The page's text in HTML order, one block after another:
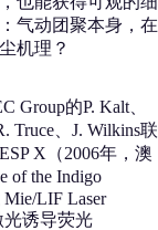
气动团聚本身，在
机理？
Group的P. Kalt、
Truce、J. Wilkins联
X（2006年，澳
of the Indigo
Mie/LIF Laser
光诱导荧光